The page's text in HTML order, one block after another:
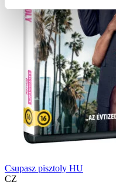
Csupasz pisztoly HU
CZ